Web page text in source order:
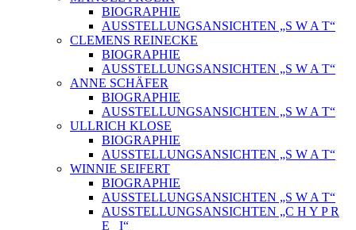
BIOGRAPHIE
AUSSTELLUNGSANSICHTEN „S W A T“
CLEMENS REINECKE
BIOGRAPHIE
AUSSTELLUNGSANSICHTEN „S W A T“
ANNE SCHÄFER
BIOGRAPHIE
AUSSTELLUNGSANSICHTEN „S W A T“
ULLRICH KLOSE
BIOGRAPHIE
AUSSTELLUNGSANSICHTEN „S W A T“
WINNIE SEIFERT
BIOGRAPHIE
AUSSTELLUNGSANSICHTEN „S W A T“
AUSSTELLUNGSANSICHTEN „C H Y P R
E_ I“